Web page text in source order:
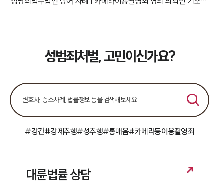
성범죄처벌, 고민이신가요?
#강간#강제추행#성추행#통매음#카메라등이용촬영죄
대륜법률 상담